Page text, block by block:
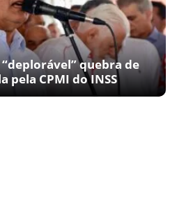
quebra de
pela CPMI do INSS